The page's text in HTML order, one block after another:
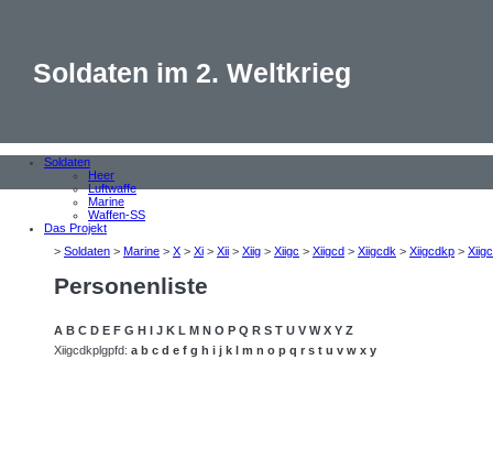
Soldaten im 2. Weltkrieg
Soldaten
Heer
Luftwaffe
Marine
Waffen-SS
Das Projekt
> Soldaten > Marine > X > Xi > Xii > Xiig > Xiigc > Xiigcd > Xiigcdk > Xiigcdkp >
Personenliste
A B C D E F G H J K L M N O P Q R S T U V W X Y Z
Xiigcdkplgpfd: a b c d e f g h i j k l m n o p q r s t u v w x y